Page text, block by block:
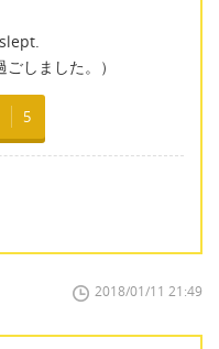
しました。）
5
2018/01/11 21:49